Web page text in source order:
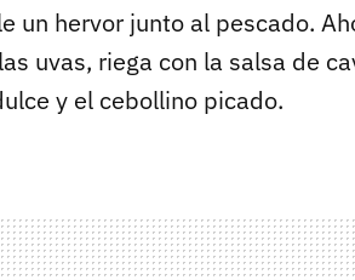
un hervor junto al pescado.
uvas, riega con la salsa de
y el cebollino picado.